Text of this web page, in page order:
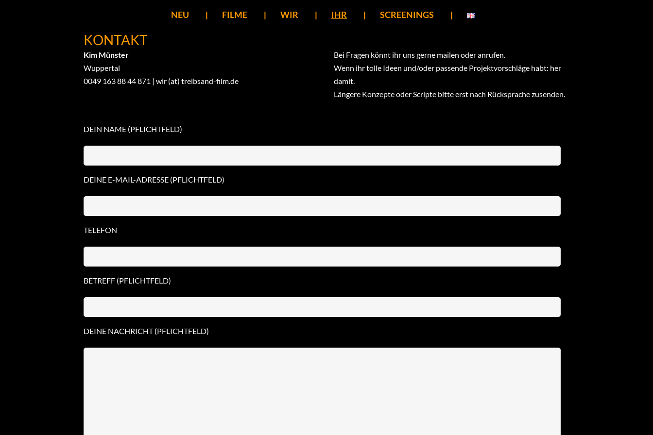
NEU FILME WIR IHR SCREENINGS
KONTAKT
Kim Münster
Wuppertal
0049 163 88 44 871 | wir (at) treibsand-film.de
Bei Fragen könnt ihr uns gerne mailen oder anrufen.
Wenn ihr tolle Ideen und/oder passende Projektvorschläge habt: her
damit.
Längere Konzepte oder Scripte bitte erst nach Rücksprache zusenden.
DEIN NAME (PFLICHTFELD)
DEINE E-MAIL-ADRESSE (PFLICHTFELD)
TELEFON
BETREFF (PFLICHTFELD)
DEINE NACHRICHT (PFLICHTFELD)